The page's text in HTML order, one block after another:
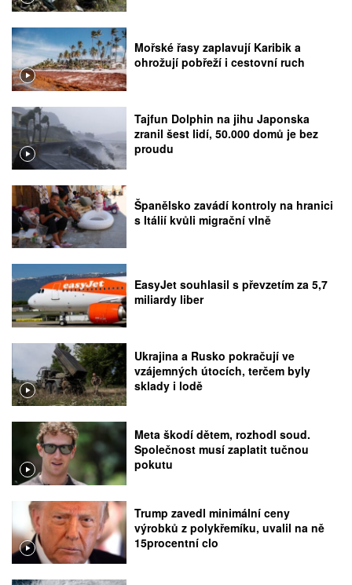
Mořské řasy zaplavují Karibik a
ohrožují pobřeží i cestovní ruch
Tajfun Dolphin na jihu Japonska
zranil šest lidí, 50.000 domů je bez
proudu
Španělsko zavádí kontroly na hranici
s Itálií kvůli migrační vlně
EasyJet souhlasil s převzetím za 5,7
miliardy liber
Ukrajina a Rusko pokračují ve
vzájemných útocích, terčem byly
sklady i lodě
Meta škodí dětem, rozhodl soud.
Společnost musí zaplatit tučnou
pokutu
Trump zavedl minimální ceny
výrobků z polykřemíku, uvalil na ně
15procentní clo